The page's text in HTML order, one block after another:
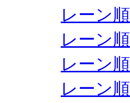
レーン順
レーン順
レーン順
レーン順